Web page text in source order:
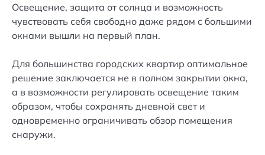
Освещение, защита от солнца и возможность
чувствовать себя свободно даже рядом с большими
окнами вышли на первый план.
Для большинства городских квартир оптимальное
решение заключается не в полном закрытии окна,
а в возможности регулировать освещение таким
образом, чтобы сохранять дневной свет и
одновременно ограничивать обзор помещения
снаружи.